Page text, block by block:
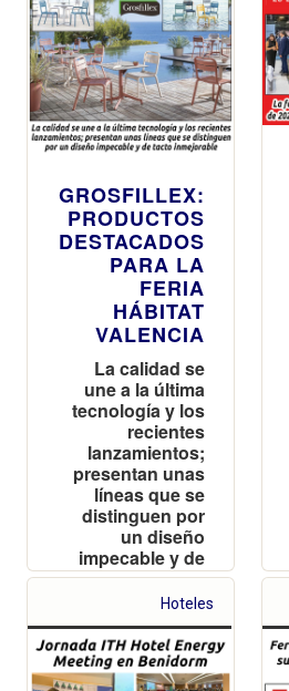
GROSFILLEX:
PRODUCTOS
DESTACADOS
PARA LA
FERIA
HÁBITAT
VALENCIA
La calidad se
une a la última
tecnología y los
recientes
lanzamientos;
presentan unas
líneas que se
distinguen por
un diseño
impecable y de
tacto
inmejorable
Hoteles